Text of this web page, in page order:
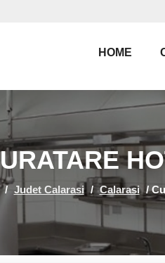
HOME
/ Judet Calarasi / Calarasi /